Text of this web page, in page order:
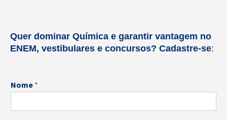
Quer dominar Química e garantir vantagem no
ENEM, vestibulares e concursos? Cadastre-se:
Nome *